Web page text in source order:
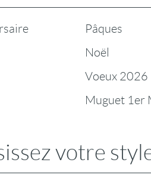
Pâques
Noël
Voeux 2026
Muguet 1er
votre